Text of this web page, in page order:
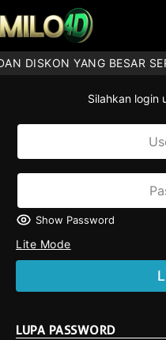
DISKON YANG BESAR
Silahkan login
Show Password
Lite Mode
LUPA PASSWORD